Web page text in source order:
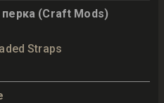
(Craft Mods)
Straps